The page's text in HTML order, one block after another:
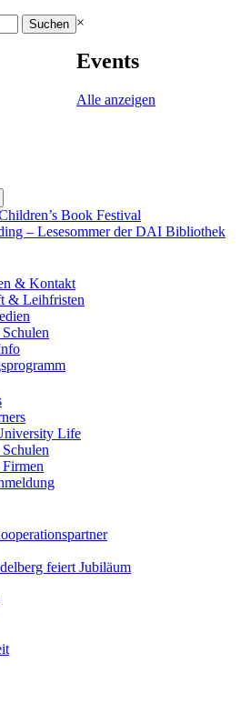
×
Events
Alle anzeigen
Book Festival
– Lesesommer der DAI Bibliothek
& Kontakt
& Leihfristen
Life
feiert Jubiläum